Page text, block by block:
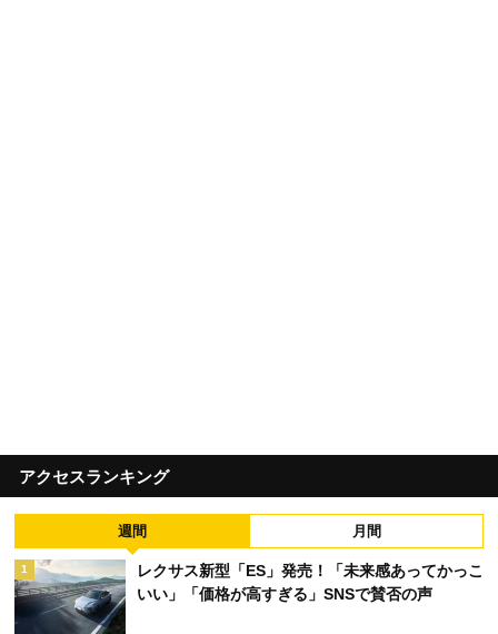
アクセスランキング
週間 月間
1
レクサス新型「ES」発売！「未来感あってかっこ
いい」「価格が高すぎる」SNSで賛否の声